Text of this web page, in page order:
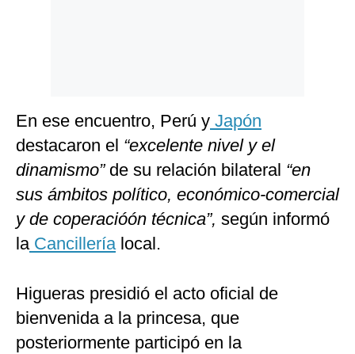
En ese encuentro, Perú y Japón
destacaron el “excelente nivel y el
dinamismo” de su relación bilateral “en
sus ámbitos político, económico-comercial
y de coperacióón técnica”, según informó
laCancilleríalocal.
Higueras presidió el acto oficial de
bienvenida a la princesa, que
posteriormente participó en la